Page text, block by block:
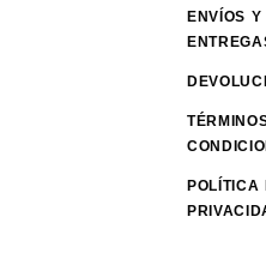
ENVÍOS Y
POLÍTICA